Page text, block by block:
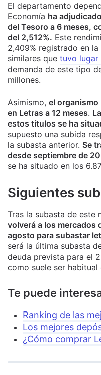
El departamento
Economía ha
del Tesoro a 6 meses,
del 2,512%. Este
2,409% registrado en
similares que tuvo lugar
demanda de este tipo
millones.
Asimismo, el
en Letras a 12 meses.
estos títulos se ha
supuesto una subida
la subasta anterior. Se
desde septiembre de
se ha situado en los
Siguientes
Tras la subasta de este
volverá a los mercados
agosto para subastar
será la última subasta
deuda prevista para el
como suele ser
Te puede
Ranking de las
Los mejores
¿Cómo comprar